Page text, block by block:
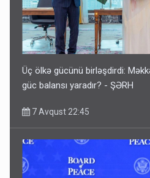
Üç ölkə gücünü birləşdirdi:
güc balansı yaradır? - ŞƏRH
7 Avqust 22:45